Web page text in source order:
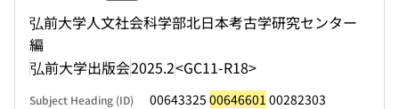
弘前大学人文社会科学部北日本考古学研究センター
編
弘前大学出版会2025.2<GC11-R18>
Subject Heading (ID) 00643325 00646601 00282303